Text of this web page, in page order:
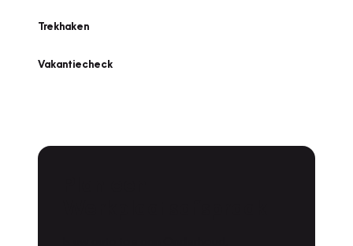
Trekhaken
Vakantiecheck